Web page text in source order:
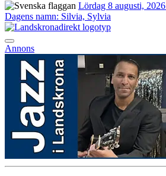
Lördag 8 augusti, 2026
Dagens namn: Silvia, Sylvia
Annons